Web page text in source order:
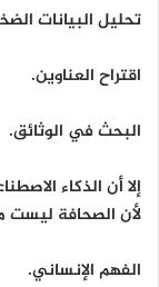
تحليل البيانات
اقتراح العناوين.
البحث في الوثائق.
إلا أن الذكاء
لأن الصحافة ليست
الفهم الإنساني.